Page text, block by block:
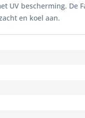
UV bescherming. De
en koel aan.